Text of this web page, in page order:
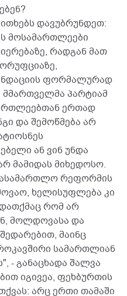
დავუბრუნდეთ:
მოსამართლეები
რადგან მათ
ფორმალურად
მმართველმა პარტიამ
ერთად
და შემოწმება არ
ან ვინ უნდა
მამიდას მიხედოსო.
რეფორმის
ხელისუფლება კი
რომ არ
მოლდოვასა და
მაინც
სამართლიან
- განაცხადა შალვა
იგივეა, ფეხბურთის
არც ერთი თამაში